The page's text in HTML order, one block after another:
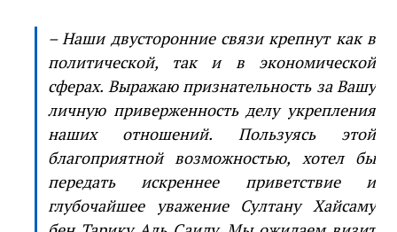
– Наши двусторонние связи крепнут как в
политической, так и в экономической
сферах. Выражаю признательность за Вашу
личную приверженность делу укрепления
наших отношений. Пользуясь этой
благоприятной возможностью, хотел бы
передать искреннее приветствие и
глубочайшее уважение Султану Хайсаму